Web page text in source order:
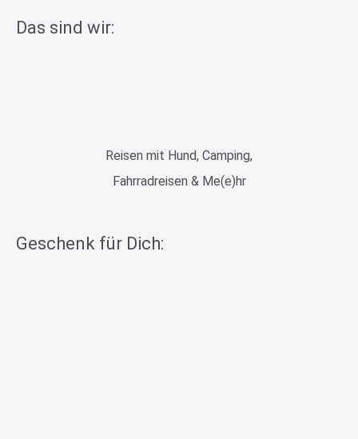
Das sind wir:
Reisen mit Hund, Camping,
Fahrradreisen & Me(e)hr
Geschenk für Dich: